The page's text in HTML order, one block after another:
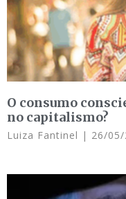
O consumo
no capitalismo?
Luiza Fantinel 26/05/